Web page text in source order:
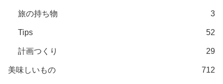
旅の持ち物 3
Tips 52
計画つくり 29
美味しいもの 712